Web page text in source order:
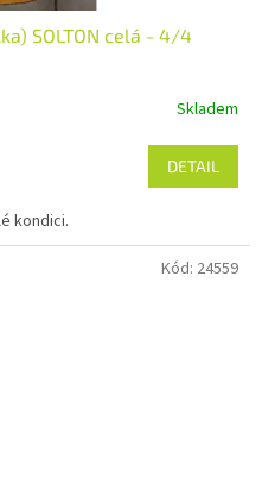
SOLTON celá - 4/4
Skladem
DETAIL
kondici.
Kód: 24559